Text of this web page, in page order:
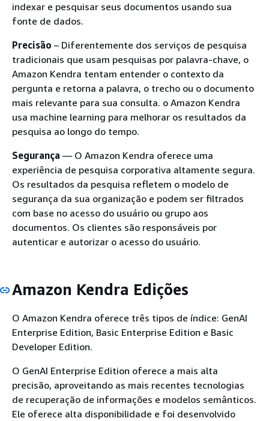
indexar e pesquisar seus documentos usando sua
fonte de dados.
Precisão – Diferentemente dos serviços de pesquisa
tradicionais que usam pesquisas por palavra-chave, o
Amazon Kendra tentam entender o contexto da
pergunta e retorna a palavra, o trecho ou o documento
mais relevante para sua consulta. o Amazon Kendra
usa machine learning para melhorar os resultados da
pesquisa ao longo do tempo.
Segurança — O Amazon Kendra oferece uma
experiência de pesquisa corporativa altamente segura.
Os resultados da pesquisa refletem o modelo de
segurança da sua organização e podem ser filtrados
com base no acesso do usuário ou grupo aos
documentos. Os clientes são responsáveis por
autenticar e autorizar o acesso do usuário.
Amazon Kendra Edições
O Amazon Kendra oferece três tipos de índice: GenAI
Enterprise Edition, Basic Enterprise Edition e Basic
Developer Edition.
O GenAI Enterprise Edition oferece a mais alta
precisão, aproveitando as mais recentes tecnologias
de recuperação de informações e modelos semânticos.
Ele oferece alta disponibilidade e foi desenvolvido